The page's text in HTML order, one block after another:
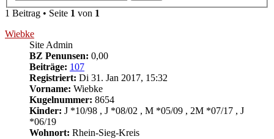
1 Beitrag • Seite 1 von 1
Wiebke
Site Admin
BZ Penunsen: 0,00
Beiträge: 107
Registriert: Di 31. Jan 2017, 15:32
Vorname: Wiebke
Kugelnummer: 8654
Kinder: J *10/98 , J *08/02 , M *05/09 , 2M *07/17 , J
*06/19
Wohnort: Rhein-Sieg-Kreis